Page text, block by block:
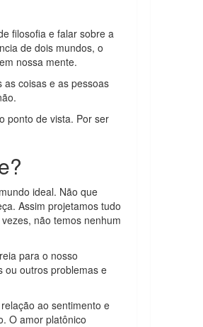
filosofia e falar sobre a
de dois mundos, o
nossa mente.
coisas e as pessoas
ponto de vista. Por ser
ideal. Não que
Assim projetamos tudo
não temos nenhum
para o nosso
ou outros problemas e
ao sentimento e
O amor platônico